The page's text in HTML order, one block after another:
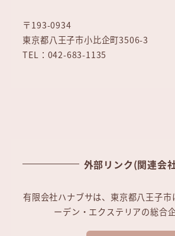
〒193-0934
東京都八王子市小比企町3506-3
TEL：042-683-1135
外部リンク(関連会
有限会社ハナブサは、東京都八王子市
ーデン・エクステリアの総合企